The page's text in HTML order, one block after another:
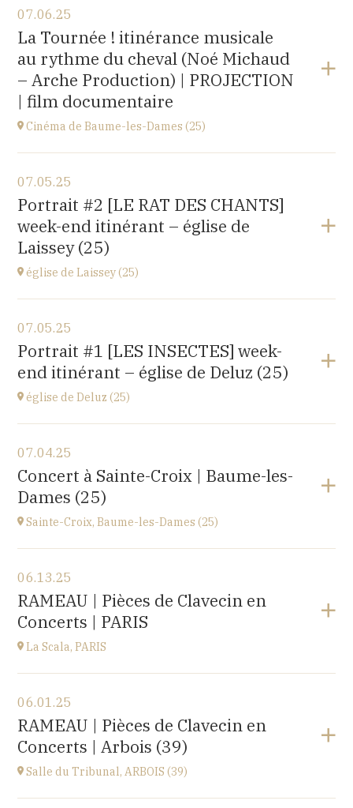
église Saint-Martin,
place St Martin, 25110 Baume-les-Dames
at17H00
07.06.25
La Tournée ! itinérance musicale
au rythme du cheval (Noé Michaud
– Arche Production) | PROJECTION
| film documentaire
Cinéma de Baume-les-Dames (25)
Stella Cinéma,
14 rue Juifs, 25110 Baume les Dames
at14H30
07.05.25
Portrait #2 [LE RAT DES CHANTS]
week-end itinérant – église de
Laissey (25)
église de Laissey (25)
église Saint-Antide,
27 Rue de la Chapelle, 25820 Laissey
at17H00
07.05.25
Portrait #1 [LES INSECTES] week-
end itinérant – église de Deluz (25)
église de Deluz (25)
église Saint-Martin,
1 Rue de l'Église, 25960 Deluz
at13H30
07.04.25
Concert à Sainte-Croix | Baume-les-
Dames (25)
Sainte-Croix, Baume-les-Dames (25)
EHPAD du Centre hospitalier Sainte-Croix,
1 avenue du Président Kennedy, 25110 BAUME-LES-
DAMES
06.13.25
RAMEAU | Pièces de Clavecin en
Concerts | PARIS
La Scala, PARIS
La Scala, PARIS
13, boulevard de Strasbourg 75010 Paris
at19H30
Go to site
06.01.25
RAMEAU | Pièces de Clavecin en
Concerts | Arbois (39)
Salle du Tribunal, ARBOIS (39)